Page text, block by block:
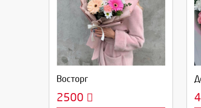
Восторг
2500
Выберите количество:
Продолжить Отмена